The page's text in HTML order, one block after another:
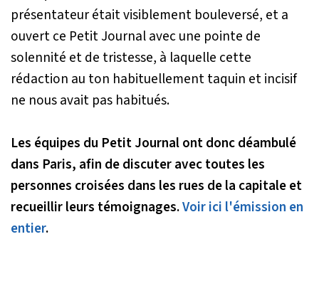
présentateur était visiblement bouleversé, et a
ouvert ce Petit Journal avec une pointe de
solennité et de tristesse, à laquelle cette
rédaction au ton habituellement taquin et incisif
ne nous avait pas habitués.
Les équipes du Petit Journal ont donc déambulé
dans Paris, afin de discuter avec toutes les
personnes croisées dans les rues de la capitale et
recueillir leurs témoignages.Voir ici l'émission en
entier.